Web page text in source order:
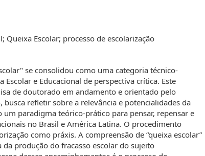
Queixa Escolar; processo de escolarização
se consolidou como uma categoria técnico-
e Educacional de perspectiva crítica. Este
de doutorado em andamento e orientado pelo
refletir sobre a relevância e potencialidades da
um paradigma teórico-prático para pensar, repensar e
no Brasil e América Latina. O procedimento
como práxis. A compreensão de “queixa escolar”
produção do fracasso escolar do sujeito